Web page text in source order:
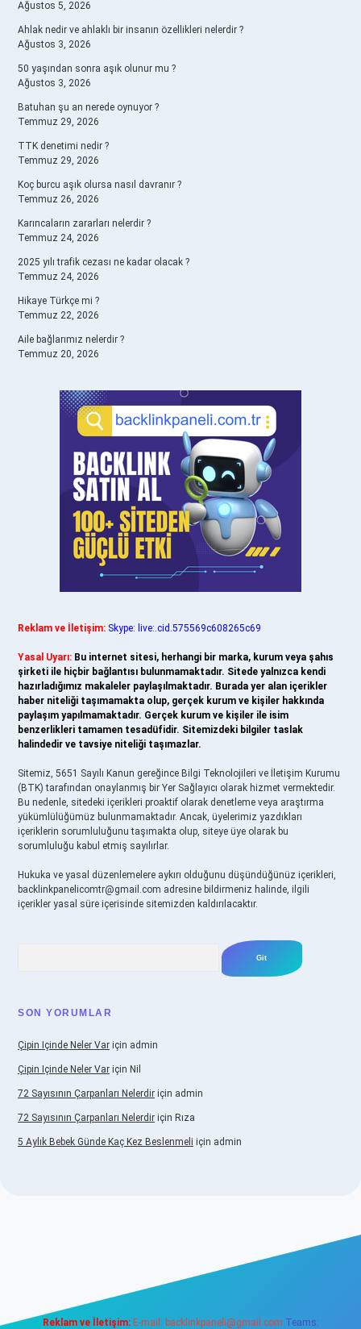
Ağustos 5, 2026
Ahlak nedir ve ahlaklı bir insanın özellikleri nelerdir ?
Ağustos 3, 2026
50 yaşından sonra aşık olunur mu ?
Ağustos 3, 2026
Batuhan şu an nerede oynuyor ?
Temmuz 29, 2026
TTK denetimi nedir ?
Temmuz 29, 2026
Koç burcu aşık olursa nasıl davranır ?
Temmuz 26, 2026
Karıncaların zararları nelerdir ?
Temmuz 24, 2026
2025 yılı trafik cezası ne kadar olacak ?
Temmuz 24, 2026
Hikaye Türkçe mi ?
Temmuz 22, 2026
Aile bağlarımız nelerdir ?
Temmuz 20, 2026
Reklam ve İletişim: Skype: live:.cid.575569c608265c69
Yasal Uyarı: Bu internet sitesi, herhangi bir marka, kurum veya şahıs
şirketi ile hiçbir bağlantısı bulunmamaktadır. Sitede yalnızca kendi
hazırladığımız makaleler paylaşılmaktadır. Burada yer alan içerikler
haber niteliği taşımamakta olup, gerçek kurum ve kişiler hakkında
paylaşım yapılmamaktadır. Gerçek kurum ve kişiler ile isim
benzerlikleri tamamen tesadüfidir. Sitemizdeki bilgiler taslak
halindedir ve tavsiye niteliği taşımazlar.
Sitemiz, 5651 Sayılı Kanun gereğince Bilgi Teknolojileri ve İletişim Kurumu
(BTK) tarafından onaylanmış bir Yer Sağlayıcı olarak hizmet vermektedir.
Bu nedenle, sitedeki içerikleri proaktif olarak denetleme veya araştırma
yükümlülüğümüz bulunmamaktadır. Ancak, üyelerimiz yazdıkları
içeriklerin sorumluluğunu taşımakta olup, siteye üye olarak bu
sorumluluğu kabul etmiş sayılırlar.
Hukuka ve yasal düzenlemelere aykırı olduğunu düşündüğünüz içerikleri,
backlinkpanelicomtr@gmail.com adresine bildirmeniz halinde, ilgili
içerikler yasal süre içerisinde sitemizden kaldırılacaktır.
SON YORUMLAR
Çipin Içinde Neler Var için admin
Çipin Içinde Neler Var için Nil
72 Sayısının Çarpanları Nelerdir için admin
72 Sayısının Çarpanları Nelerdir için Rıza
5 Aylık Bebek Günde Kaç Kez Beslenmeli için admin
Reklam ve İletişim: E-mail: backlinkpaneli@gmail.com Teams: